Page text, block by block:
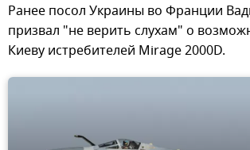
Ранее посол Украины во Франции
призвал "не верить слухам" о
Киеву истребителей Mirage 2000D.